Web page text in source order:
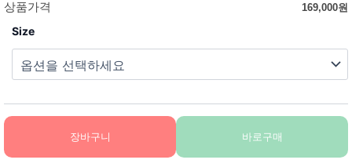
상품가격
169,000원
Size
장바구니 바로구매